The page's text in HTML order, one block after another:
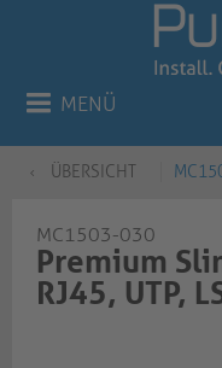
MENÜ
ÜBERSICHT
MC1503-030
Premium
RJ45, UTP,